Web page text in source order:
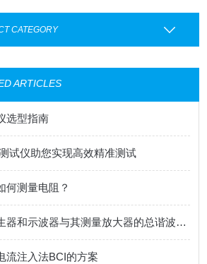
CATEGORY
ARTICLES
选型指南
试仪助您实现高效精准测试
何测量电阻？
如何使用信号发生器和示波器与其测量放大器的总谐波失真(THD)
流注入法BCI的方案